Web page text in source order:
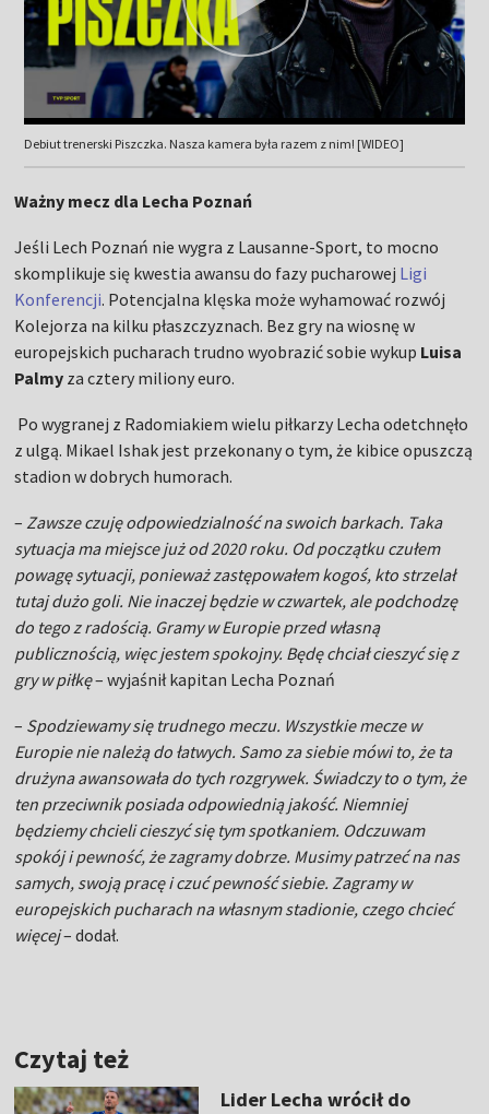
Debiut trenerski Piszczka. Nasza kamera była razem z nim! [WIDEO]
Ważny mecz dla Lecha Poznań
Jeśli Lech Poznań nie wygra z Lausanne-Sport, to mocno
skomplikuje się kwestia awansu do fazy pucharowej Ligi
Konferencji. Potencjalna klęska może wyhamować rozwój
Kolejorza na kilku płaszczyznach. Bez gry na wiosnę w
europejskich pucharach trudno wyobrazić sobie wykup Luisa
Palmy za cztery miliony euro.
Po wygranej z Radomiakiem wielu piłkarzy Lecha odetchnęło
z ulgą. Mikael Ishak jest przekonany o tym, że kibice opuszczą
stadion w dobrych humorach.
–Zawsze czuję odpowiedzialność na swoich barkach. Taka
sytuacja ma miejsce już od 2020 roku. Od początku czułem
powagę sytuacji, ponieważ zastępowałem kogoś, kto strzelał
tutaj dużo goli. Nie inaczej będzie w czwartek, ale podchodzę
do tego z radością. Gramy w Europie przed własną
publicznością, więc jestem spokojny. Będę chciał cieszyć się z
gry w piłkę– wyjaśnił kapitan Lecha Poznań
– Spodziewamy się trudnego meczu. Wszystkie mecze w
Europie nie należą do łatwych. Samo za siebie mówi to, że ta
drużyna awansowała do tych rozgrywek. Świadczy to o tym, że
ten przeciwnik posiada odpowiednią jakość. Niemniej
będziemy chcieli cieszyć się tym spotkaniem. Odczuwam
spokój i pewność, że zagramy dobrze. Musimy patrzeć na nas
samych, swoją pracę i czuć pewność siebie. Zagramy w
europejskich pucharach na własnym stadionie, czego chcieć
więcej– dodał.
Czytaj też
Lider Lecha wrócił do